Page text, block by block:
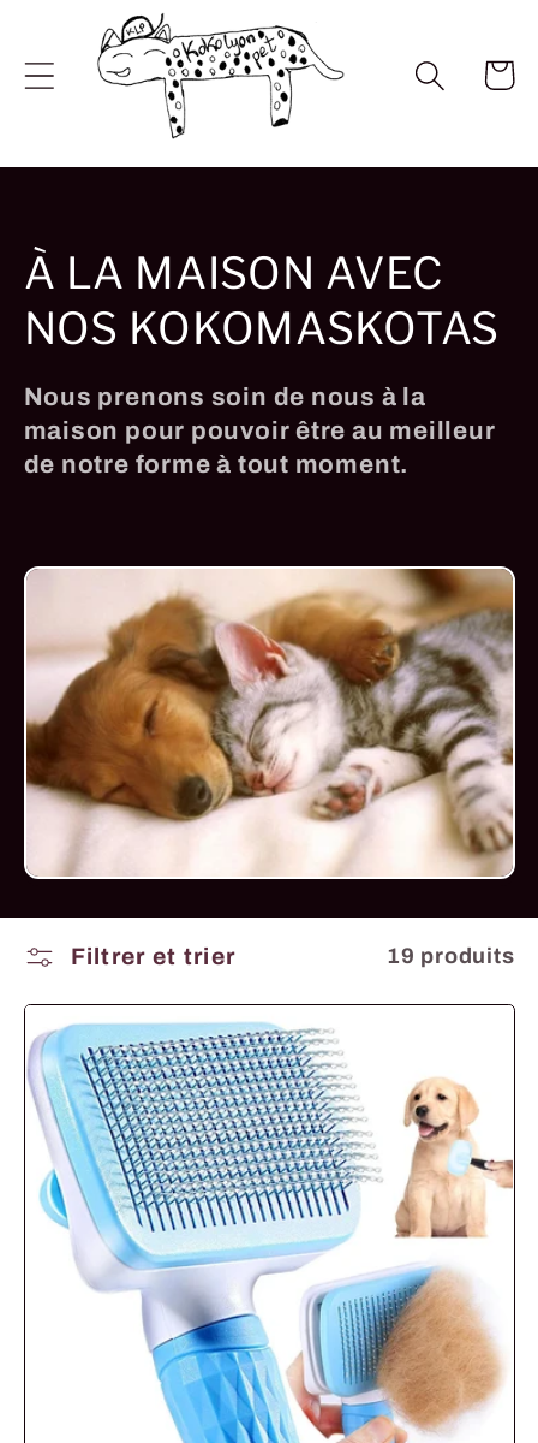
passer
au
contenu
Panier
C
o
l
l
i
o
n
À LA MAISON AVEC
NOS KOKOMASKOTAS
Nous prenons soin de nous à la
maison pour pouvoir être au meilleur
de notre forme à tout moment.
Filtrer et trier 19 produits